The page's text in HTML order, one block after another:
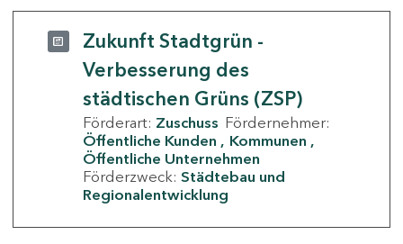
Zukunft Stadtgrün -
Verbesserung des
städtischen Grüns (ZSP)
Förderart: Zuschuss Fördernehmer:
Öffentliche Kunden
Kommunen
Öffentliche Unternehmen
Förderzweck: Städtebau und
Regionalentwicklung